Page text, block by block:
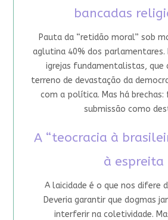
bancadas
Pauta da “retidão moral” sob
aglutina 40% dos parlamentares.
igrejas fundamentalistas, que
terreno de devastação da
com a política. Mas há
submissão como
A “teocracia à
à espreita
A laicidade é o que nos difere
Deveria garantir que dogmas
interferir na coletividade.